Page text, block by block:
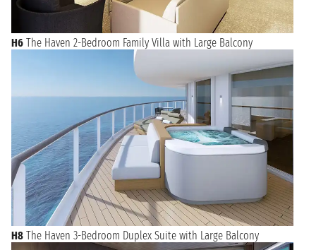
H6 The Haven 2-Bedroom Family Villa with Large Balcony
H8 The Haven 3-Bedroom Duplex Suite with Large Balcony